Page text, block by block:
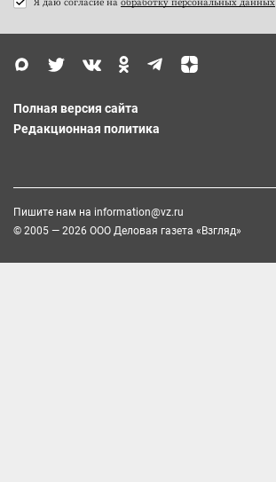
Полная версия сайта
Редакционная политика
Пишите нам на information@vz.ru
© 2005 — 2026 ООО Деловая газета «Взгляд»